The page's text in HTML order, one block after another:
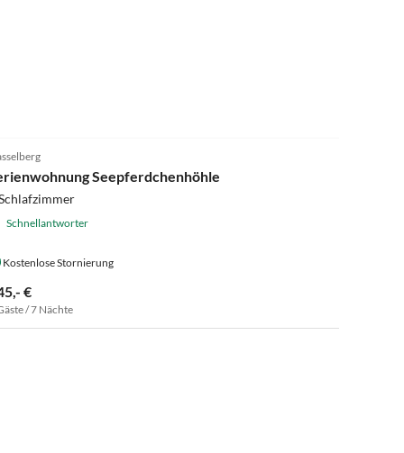
Seepferdchenhöhle
Schnellantworter
Kostenlose Stornierung
€
/ 7 Nächte